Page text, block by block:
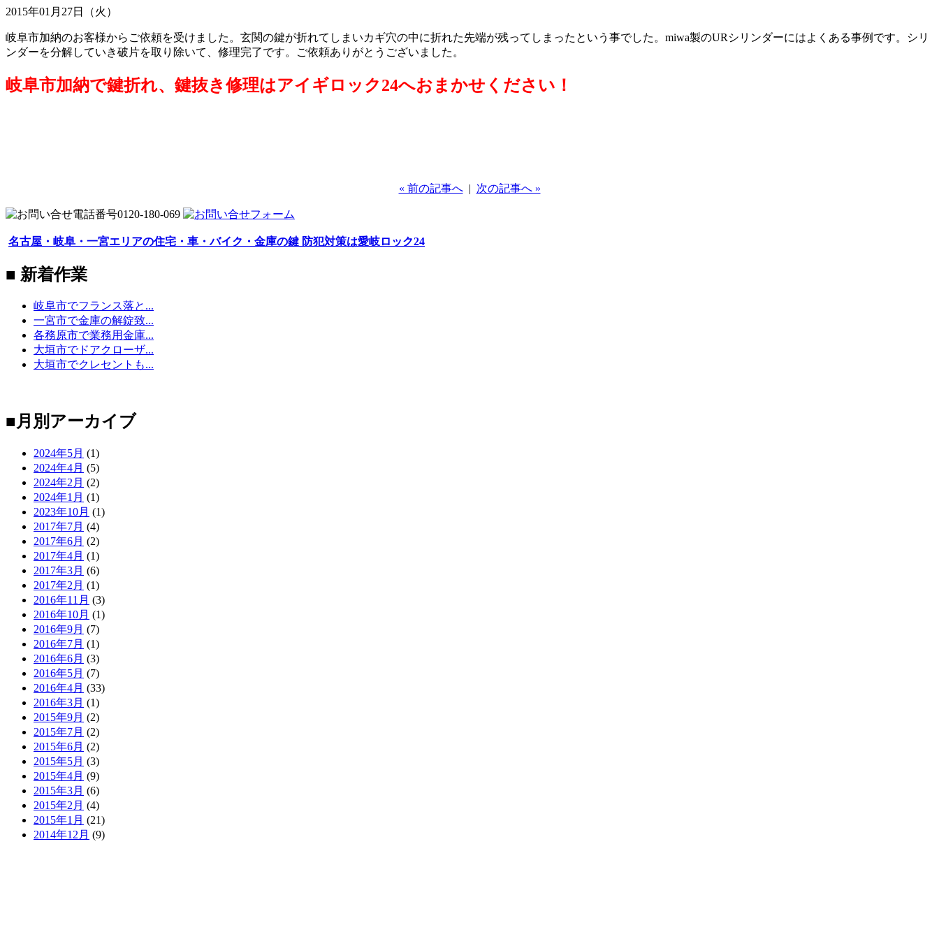
2015年01月27日（火）
岐阜市加納のお客様からご依頼を受けました。玄関の鍵が折れてしまいカギ穴の中に折れた先端が残ってしまったという事でした。miwa製のURシリンダーにはよくある事例です。シリ
ンダーを分解していき破片を取り除いて、修理完了です。ご依頼ありがとうございました。
岐阜市加納で鍵折れ、鍵抜き修理はアイギロック24へおまかせください！
« 前の記事へ| 次の記事へ »
名古屋・岐阜・一宮エリアの住宅・車・バイク・金庫の鍵 防犯対策は愛岐ロック24
■ 新着作業
岐阜市でフランス落と...
一宮市で金庫の解錠致...
各務原市で業務用金庫...
大垣市でドアクローザ...
大垣市でクレセントも...
■月別アーカイブ
2024年5月 (1)
2024年4月 (5)
2024年2月 (2)
2024年1月 (1)
2023年10月 (1)
2017年7月 (4)
2017年6月 (2)
2017年4月 (1)
2017年3月 (6)
2017年2月 (1)
2016年11月 (3)
2016年10月 (1)
2016年9月 (7)
2016年7月 (1)
2016年6月 (3)
2016年5月 (7)
2016年4月 (33)
2016年3月 (1)
2015年9月 (2)
2015年7月 (2)
2015年6月 (2)
2015年5月 (3)
2015年4月 (9)
2015年3月 (6)
2015年2月 (4)
2015年1月 (21)
2014年12月 (9)